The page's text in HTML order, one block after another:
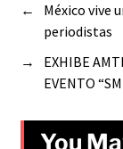
←
México vive
periodistas
→
EXHIBE
EVENTO
You